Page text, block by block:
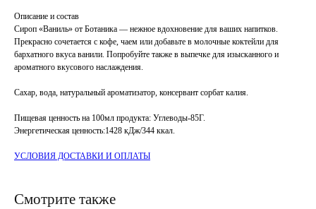
Описание и состав
Сироп «Ваниль» от Ботаника — нежное вдохновение для ваших напитков.
Прекрасно сочетается с кофе, чаем или добавьте в молочные коктейли для
бархатного вкуса ванили. Попробуйте также в выпечке для изысканного и
ароматного вкусового наслаждения.
Сахар, вода, натуральный ароматизатор, консервант сорбат калия.
Пищевая ценность на 100мл продукта: Углеводы-85Г.
Энергетическая ценность:1428 кДж/344 ккал.
УСЛОВИЯ ДОСТАВКИ И ОПЛАТЫ
Смотрите также